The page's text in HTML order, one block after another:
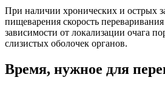
При наличии хронических и острых
пищеварения скорость
зависимости от локализации очага
слизистых оболочек органов.
Время, нужное для